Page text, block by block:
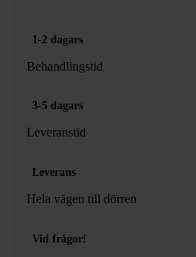
1-2 dagars
Behandlingstid
3-5 dagars
Leveranstid
Leverans
Hela vägen till dörren
Vid frågor!